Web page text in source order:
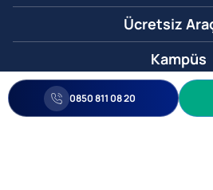
Ücretsiz
Kampüs
0850 811 08 20
0850 811 08 20